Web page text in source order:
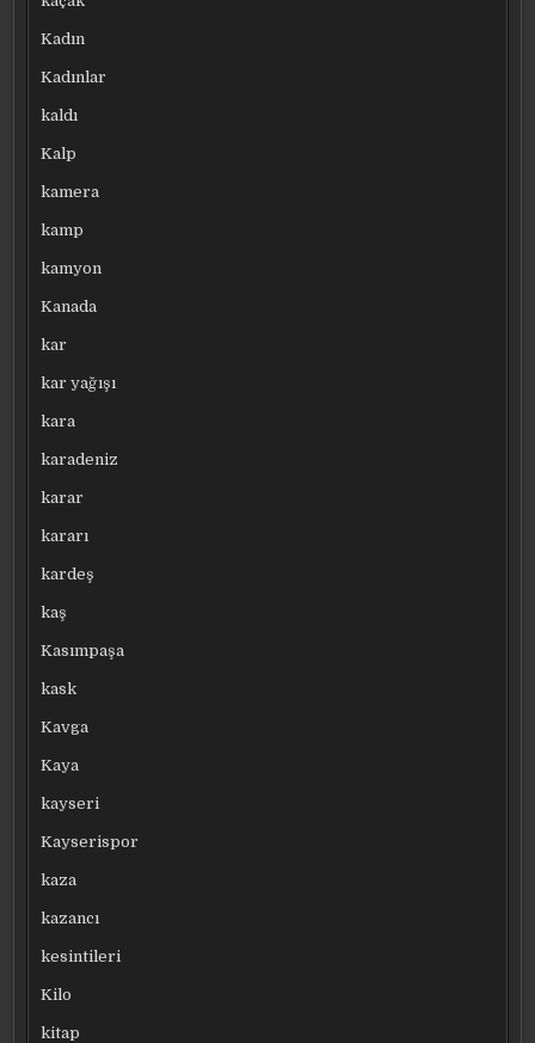
Kadın
Kadınlar
kaldı
Kalp
kamera
kamp
kamyon
Kanada
kar
kar yağışı
kara
karadeniz
karar
kararı
kardeş
kaş
Kasımpaşa
kask
Kavga
Kaya
kayseri
Kayserispor
kaza
kazancı
kesintileri
Kilo
kitap